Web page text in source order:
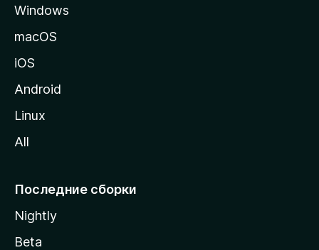
н
у
M
i
l
Windows
macOS
iOS
Android
Linux
All
Последние сборки
Nightly
Beta